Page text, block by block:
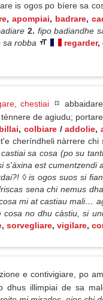
is ogos po bíere sa
,apompiai, badrare,
2. fipo badiandhe
sa robba
regarder,
,chestiai
de agiudu;
,colbiare / addolie,
cheríndheli nàrrere
sa cosa (po su
est
◊ is ogos suos si
sena chi nemus
mi at castiau mali…
no dhu càstiu, si
, sorvegliare, vigilare,
e contivigiare, po
dhus illimpiai de sa